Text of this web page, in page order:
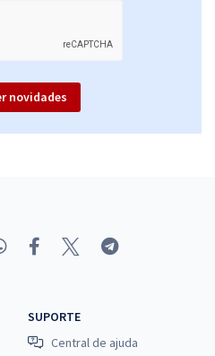
novidades
SUPORTE
Central de ajuda